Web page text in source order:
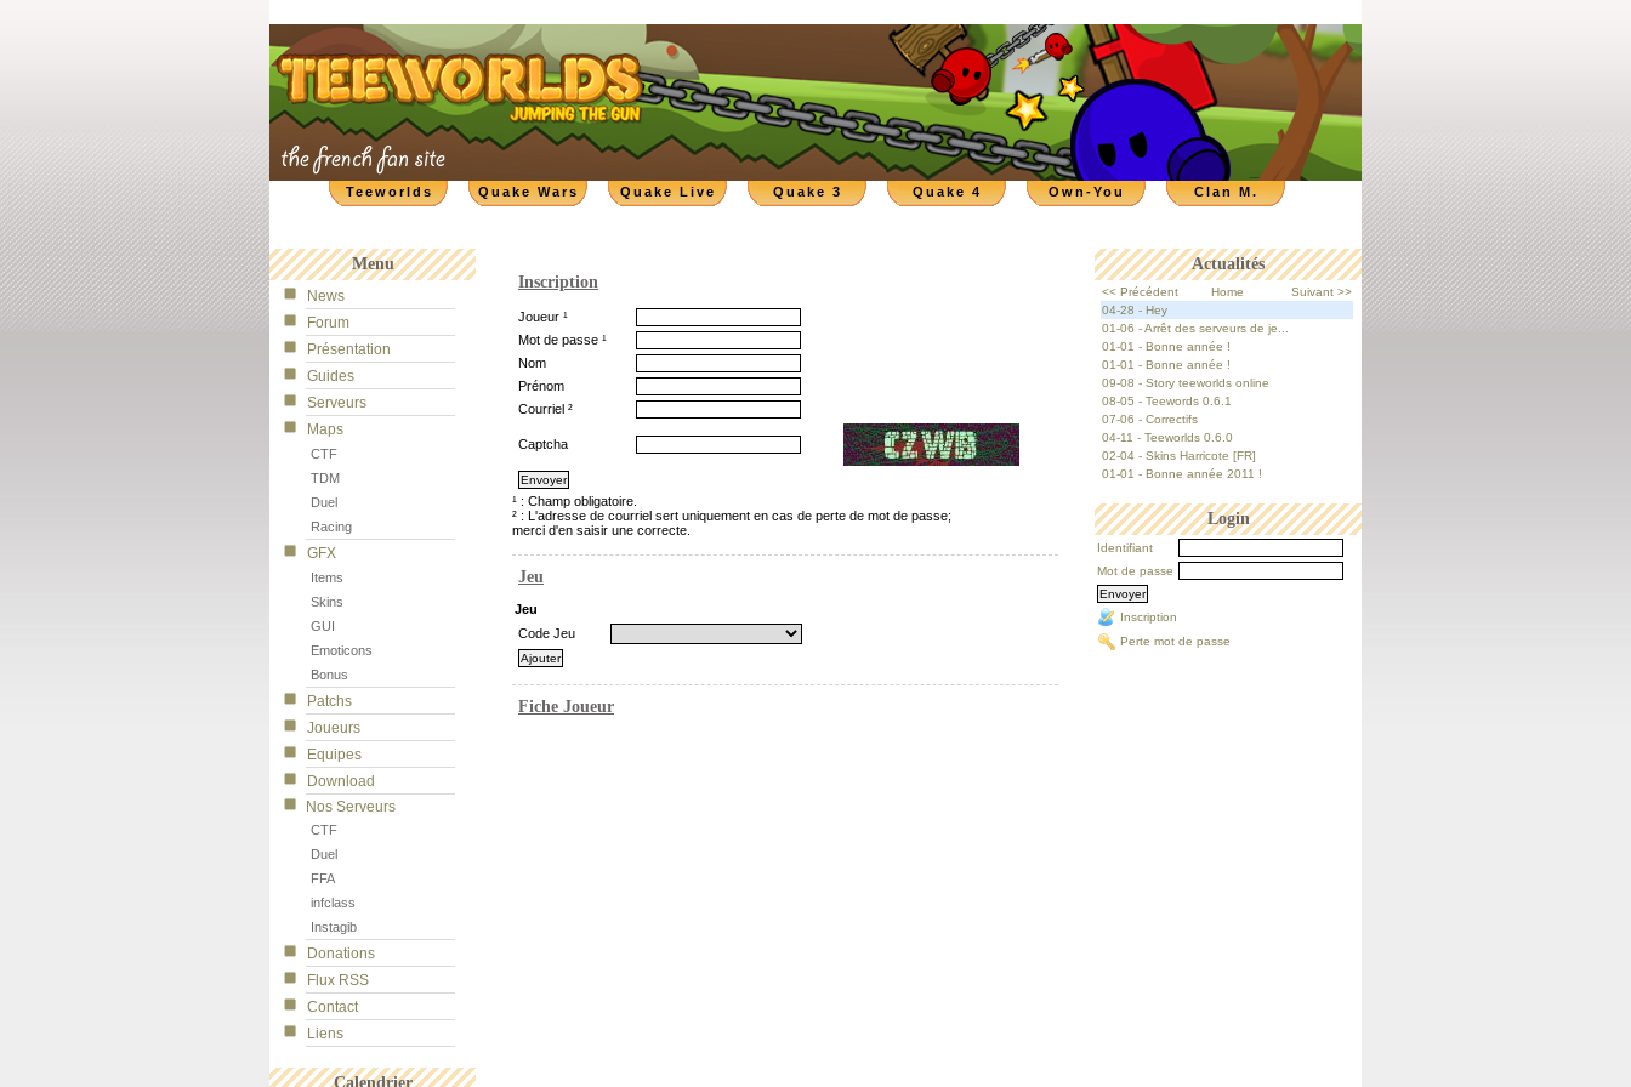
Clan M.
Own-You
Quake 4
Quake 3
Quake Live
Quake Wars
Teeworlds
Menu
News
Forum
Présentation
Guides
Serveurs
Maps
CTF
TDM
Duel
Racing
GFX
Items
Skins
GUI
Emoticons
Bonus
Patchs
Joueurs
Equipes
Download
Nos Serveurs
CTF
Duel
FFA
infclass
Instagib
Donations
Flux RSS
Contact
Liens
Calendrier
Actualités
<< Précédent Home
Suivant >>
04-28 - Hey
01-06 - Arrêt des serveurs de je...
01-01 - Bonne année !
01-01 - Bonne année !
09-08 - Story teeworlds online
08-05 - Teewords 0.6.1
07-06 - Correctifs
04-11 - Teeworlds 0.6.0
02-04 - Skins Harricote [FR]
01-01 - Bonne année 2011 !
Login
Identifiant
Mot de passe
Inscription
Perte mot de passe
Inscription
Joueur ¹
Mot de passe ¹
Nom
Prénom
Courriel ²
Captcha
¹ : Champ obligatoire.
² : L'adresse de courriel sert uniquement en cas de perte de mot de passe;
merci d'en saisir une correcte.
Jeu
Jeu
Code Jeu
Fiche Joueur